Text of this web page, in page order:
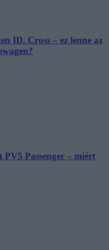
ID. Cross – ez lenne az
Passenger – miért